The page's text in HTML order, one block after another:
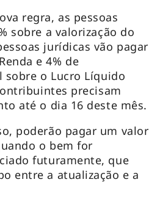
regra, as pessoas
sobre a valorização do
jurídicas vão pagar
e 4% de
sobre o Lucro Líquido
precisam
até o dia 16 deste mês.
poderão pagar um valor
o bem for
futuramente, que
entre a atualização e a